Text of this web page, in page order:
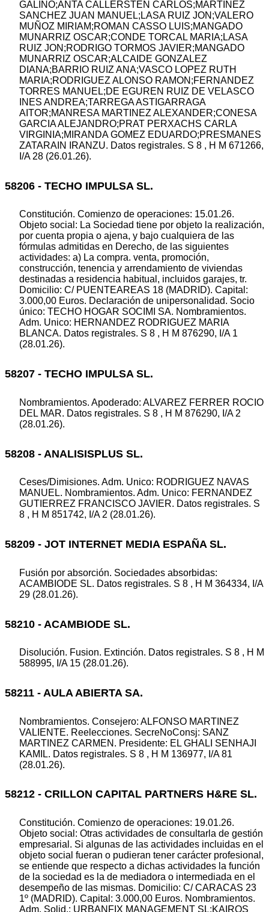
GALIÑO;ANTA CALLERSTEN CARLOS;MARTINEZ
SANCHEZ JUAN MANUEL;LASA RUIZ JON;VALERO
MUÑOZ MIRIAM;ROMAN CASSO LUIS;MANGADO
MUNARRIZ OSCAR;CONDE TORCAL MARIA;LASA
RUIZ JON;RODRIGO TORMOS JAVIER;MANGADO
MUNARRIZ OSCAR;ALCAIDE GONZALEZ
DIANA;BARRIO RUIZ ANA;VASCO LOPEZ RUTH
MARIA;RODRIGUEZ ALONSO RAMON;FERNANDEZ
TORRES MANUEL;DE EGUREN RUIZ DE VELASCO
INES ANDREA;TARREGA ASTIGARRAGA
AITOR;MANRESA MARTINEZ ALEXANDER;CONESA
GARCIA ALEJANDRO;PRAT PERXACHS CARLA
VIRGINIA;MIRANDA GOMEZ EDUARDO;PRESMANES
ZATARAIN IRANZU. Datos registrales. S 8 , H M 671266,
I/A 28 (26.01.26).
58206 - TECHO IMPULSA SL.
Constitución. Comienzo de operaciones: 15.01.26.
Objeto social: La Sociedad tiene por objeto la realización,
por cuenta propia o ajena, y bajo cualquiera de las
fórmulas admitidas en Derecho, de las siguientes
actividades: a) La compra. venta, promoción,
construcción, tenencia y arrendamiento de viviendas
destinadas a residencia habitual, incluidos garajes, tr.
Domicilio: C/ PUENTEAREAS 18 (MADRID). Capital:
3.000,00 Euros. Declaración de unipersonalidad. Socio
único: TECHO HOGAR SOCIMI SA. Nombramientos.
Adm. Unico: HERNANDEZ RODRIGUEZ MARIA
BLANCA. Datos registrales. S 8 , H M 876290, I/A 1
(28.01.26).
58207 - TECHO IMPULSA SL.
Nombramientos. Apoderado: ALVAREZ FERRER ROCIO
DEL MAR. Datos registrales. S 8 , H M 876290, I/A 2
(28.01.26).
58208 - ANALISISPLUS SL.
Ceses/Dimisiones. Adm. Unico: RODRIGUEZ NAVAS
MANUEL. Nombramientos. Adm. Unico: FERNANDEZ
GUTIERREZ FRANCISCO JAVIER. Datos registrales. S
8 , H M 851742, I/A 2 (28.01.26).
58209 - JOT INTERNET MEDIA ESPAÑA SL.
Fusión por absorción. Sociedades absorbidas:
ACAMBIODE SL. Datos registrales. S 8 , H M 364334, I/A
29 (28.01.26).
58210 - ACAMBIODE SL.
Disolución. Fusion. Extinción. Datos registrales. S 8 , H M
588995, I/A 15 (28.01.26).
58211 - AULA ABIERTA SA.
Nombramientos. Consejero: ALFONSO MARTINEZ
VALIENTE. Reelecciones. SecreNoConsj: SANZ
MARTINEZ CARMEN. Presidente: EL GHALI SENHAJI
KAMIL. Datos registrales. S 8 , H M 136977, I/A 81
(28.01.26).
58212 - CRILLON CAPITAL PARTNERS H&RE SL.
Constitución. Comienzo de operaciones: 19.01.26.
Objeto social: Otras actividades de consultarla de gestión
empresarial. Si algunas de las actividades incluidas en el
objeto social fueran o pudieran tener carácter profesional,
se entiende que respecto a dichas actividades la función
de la sociedad es la de mediadora o intermediada en el
desempeño de las mismas. Domicilio: C/ CARACAS 23
1º (MADRID). Capital: 3.000,00 Euros. Nombramientos.
Adm. Solid.: URBANFIX MANAGEMENT SL;KAIROS